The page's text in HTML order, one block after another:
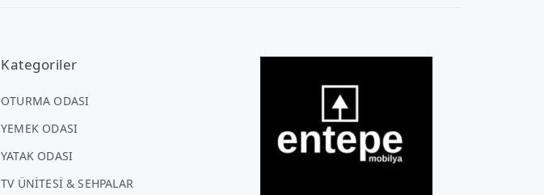
Kategoriler
OTURMA ODASI
YEMEK ODASI
YATAK ODASI
TV ÜNİTESİ & SEHPALAR